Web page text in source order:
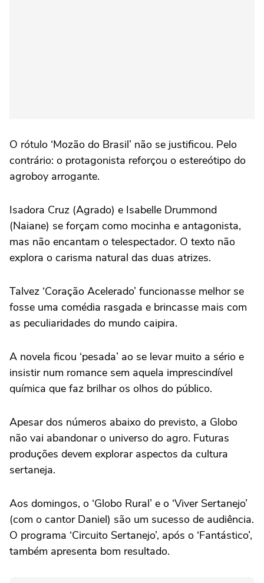
O rótulo ‘Mozão do Brasil’ não se justificou. Pelo
contrário: o protagonista reforçou o estereótipo do
agroboy arrogante.
Isadora Cruz (Agrado) e Isabelle Drummond
(Naiane) se forçam como mocinha e antagonista,
mas não encantam o telespectador. O texto não
explora o carisma natural das duas atrizes.
Talvez ‘Coração Acelerado’ funcionasse melhor se
fosse uma comédia rasgada e brincasse mais com
as peculiaridades do mundo caipira.
A novela ficou ‘pesada’ ao se levar muito a sério e
insistir num romance sem aquela imprescindível
química que faz brilhar os olhos do público.
Apesar dos números abaixo do previsto, a Globo
não vai abandonar o universo do agro. Futuras
produções devem explorar aspectos da cultura
sertaneja.
Aos domingos, o ‘Globo Rural’ e o ‘Viver Sertanejo’
(com o cantor Daniel) são um sucesso de audiência.
O programa ‘Circuito Sertanejo’, após o ‘Fantástico’,
também apresenta bom resultado.